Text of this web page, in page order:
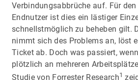
Verbindungsabbrüche auf. Für
Endnutzer ist dies ein lästiger
schnellstmöglich zu beheben gilt.
nimmt sich des Problems an, löst
Ticket ab. Doch was passiert,
plötzlich an mehreren
Studie von Forrester Research1